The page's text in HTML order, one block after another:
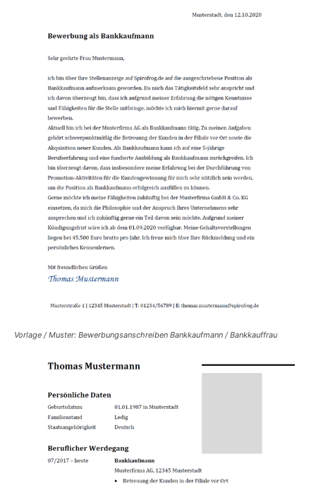
Vorlage / Muster: Bewerbungsanschreiben Bankkaufmann / Bankkauffrau